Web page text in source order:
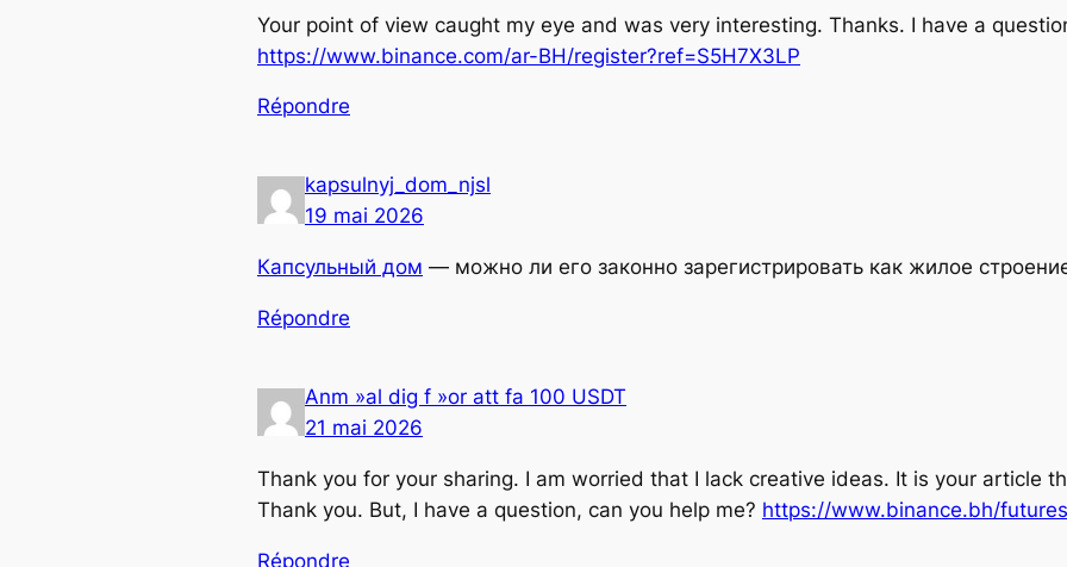
Your point of view caught my eye and was very interesting. Thanks. I have a
https://www.binance.com/ar-BH/register?ref=S5H7X3LP
Répondre
kapsulnyj_dom_njsl
19 mai 2026
Капсульный дом — можно ли его законно зарегистрировать как жилое
Répondre
Anm »al dig f »or att fa 100 USDT
21 mai 2026
Thank you for your sharing. I am worried that I lack creative ideas. It is your article
Thank you. But, I have a question, can you help me? https://www.binance.bh/
Répondre